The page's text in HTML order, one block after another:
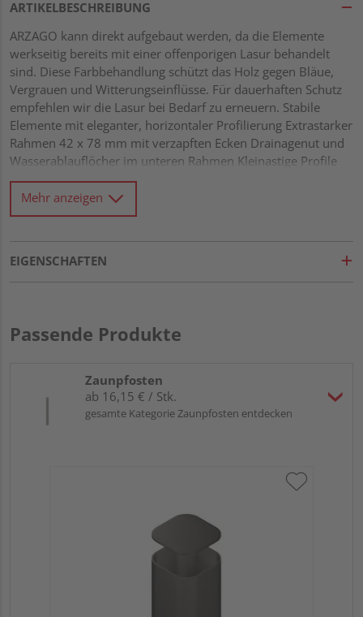
ARTIKELBESCHREIBUNG
ARZAGO kann direkt aufgebaut werden, da die Elemente
werkseitig bereits mit einer offenporigen Lasur behandelt
sind. Diese Farbbehandlung schützt das Holz gegen Bläue,
Vergrauen und Witterungseinflüsse. Für dauerhaften Schutz
empfehlen wir die Lasur bei Bedarf zu erneuern. Stabile
Elemente mit eleganter, horizontaler Profilierung Extrastarker
Rahmen 42 x 78 mm mit verzapften Ecken Drainagenut und
Wasserablauflöcher im unteren Rahmen Kleinastige Profile
21 x 122 mm mit Riffel-Hobelung Alle Verbindungen aus
Edelstahl
Mehr anzeigen
EIGENSCHAFTEN
Passende Produkte
Zaunpfosten
ab 16,15 € / Stk.
gesamte Kategorie Zaunpfosten entdecken